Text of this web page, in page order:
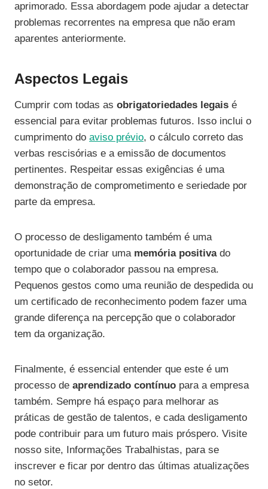
aprimorado. Essa abordagem pode ajudar a detectar
problemas recorrentes na empresa que não eram
aparentes anteriormente.
Aspectos Legais
Cumprir com todas as obrigatoriedades legais é
essencial para evitar problemas futuros. Isso inclui o
cumprimento do aviso prévio, o cálculo correto das
verbas rescisórias e a emissão de documentos
pertinentes. Respeitar essas exigências é uma
demonstração de comprometimento e seriedade por
parte da empresa.
O processo de desligamento também é uma
oportunidade de criar uma memória positivado
tempo que o colaborador passou na empresa.
Pequenos gestos como uma reunião de despedida ou
um certificado de reconhecimento podem fazer uma
grande diferença na percepção que o colaborador
tem da organização.
Finalmente, é essencial entender que este é um
processo de aprendizado contínuo para a empresa
também. Sempre há espaço para melhorar as
práticas de gestão de talentos, e cada desligamento
pode contribuir para um futuro mais próspero. Visite
nosso site, Informações Trabalhistas, para se
inscrever e ficar por dentro das últimas atualizações
no setor.